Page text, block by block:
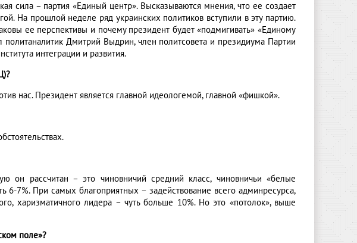
сила – партия «Единый центр». Высказываются мнения, что ее создает
На прошлой неделе ряд украинских политиков вступили в эту партию.
ее перспективы и почему президент будет «подмигивать» «Единому
политаналитик Дмитрий Выдрин, член политсовета и президиума Партии
интеграции и развития.
нас. Президент является главной идеологемой, главной «фишкой».
он рассчитан – это чиновничий средний класс, чиновничьи «белые
7%. При самых благоприятных – задействование всего админресурса,
харизматичного лидера – чуть больше 10%. Но это «потолок», выше
поле»?